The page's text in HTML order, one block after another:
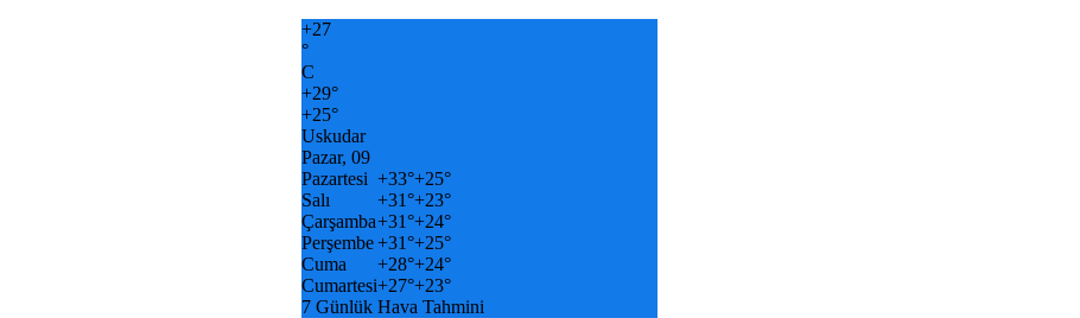
+27
°
C
+29°
+25°
Uskudar
Pazar, 09
Pazartesi +33°+25°
Salı
+31°+23°
Çarşamba+31°+24°
Perşembe+31°+25°
Cuma
+28°+24°
Cumartesi+27°+23°
7 Günlük Hava Tahmini